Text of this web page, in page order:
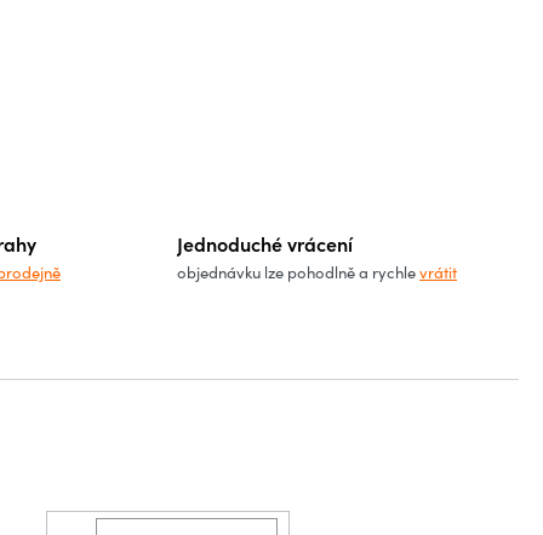
Jednoduché vrácení
objednávku lze pohodlně a rychlevrátit